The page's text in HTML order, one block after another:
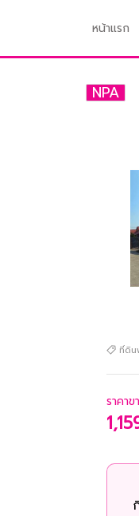
หน้าแรก
NPA
ที่ดิน
ราคาข